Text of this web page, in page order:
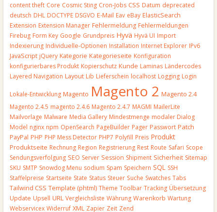
content theft Core Cosmic Sting Cron-Jobs CSS Datum deprecated
deutsch DHL DOCTYPE DSGVO E-Mail Eav eBay ElasticSearch
Extension Extension Manager Fehlermeldung Fehlermeldungen
Firebug Form Key Google Grundpreis Hyvä Hyvä UI Import
Indexierung Individuelle-Optionen Installation Internet Explorer IPv6
JavaScript jQuery Kategorie Kategorieseite Konfiguration
konfigurierbares Produkt Kopierschutz Kunde Laminas Ländercodes
Layered Navigation Layout Lib Lieferschein localhost Logging Login
Lokale-Entwicklung Magento Magento 2 Magento 2.4
Magento 2.4.5 magento 2.4.6 Magento 2.4.7 MAGMI MailerLite
Mailvorlage Malware Media Gallery Mindestmenge modaler Dialog
Model nginx npm OpenSearch PageBuilder Pager Passwort Patch
PayPal PHP PHP Mess Detector PHP7 Polyfill Preis Produkt
Produktseite Rechnung Region Registrierung Rest Route Safari Scope
Sendungsverfolgung SEO Server Session Shipment Sicherheit Sitemap
SKU SMTP Snowdog Menu sodium Spam Speichern SQL SSH
Staffelpreise Startseite State Status Steuer Suche Swatches Tabs
Tailwind CSS Template (phtml) Theme Toolbar Tracking Übersetzung
Update Upsell URL Vergleichsliste Währung Warenkorb Wartung
Webservicex Widerruf XML Zapier Zeit Zend